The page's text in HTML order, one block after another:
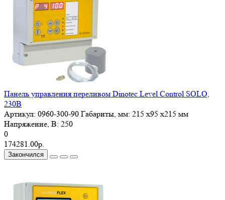
Панель управления переливом Dinotec Level Control SOLO,
230В
Артикул: 0960-300-90 Габариты, мм: 215 x95 x215 мм
Напряжение, В: 250
0
174281.00р.
Закончился